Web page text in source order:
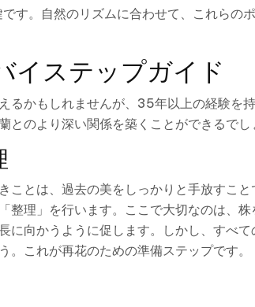
す。自然のリズムに合わせて、これらの
イステップガイド
るかもしれませんが、35年以上の経験を
とのより深い関係を築くことができるでし
ことは、過去の美をしっかりと手放すこ
整理」を行います。ここで大切なのは、
に向かうように促します。しかし、すべ
。これが再花のための準備ステップです。